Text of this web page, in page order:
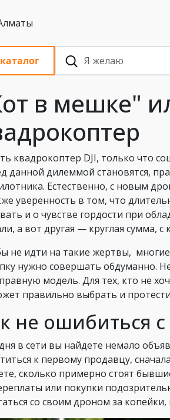
с НДС, Алматы
каталог
в мешке"
квадрокоптер DJI, только что
данной дилеммой становятся,
Естественно, с новым
уверенность в том, что
и о чувстве гордости при
а вот другая — круглая сумма, с
не идти на такие жертвы,
нужно совершать обдуманно.
модель. Для тех, кто не
правильно выбрать и
не ошибиться
в сети вы найдете немало
к первому продавцу,
сколько примерно стоят
или покупки
со своим дроном за